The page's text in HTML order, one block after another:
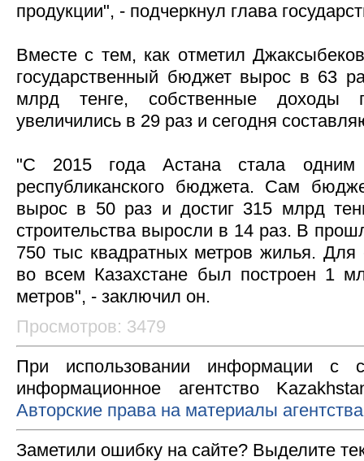
продукции", - подчеркнул глава
Вместе с тем, как отметил
государственный бюджет вырос в 63
млрд тенге, собственные доходы
увеличились в 29 раз и сегодня
"С 2015 года Астана стала одним
республиканского бюджета. Сам
вырос в 50 раз и достиг 315 млрд
строительства выросли в 14 раз. В
750 тыс квадратных метров жилья. Для
во всем Казахстане был построен 1
метров", - заключил он.
Просмотров: 3479
При использовании информации с
информационное агентство
Авторские права на материалы
Заметили ошибку на сайте? Выделите